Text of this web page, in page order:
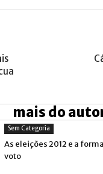
mais do
Sem Categoria
As eleições 2012 e a
voto